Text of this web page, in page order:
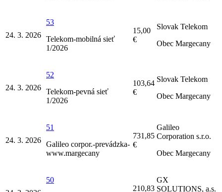
24. 3. 2026
53
Telekom-mobilná sieť
1/2026
15,00
€
Slovak Telekom
Obec Margecany
24. 3. 2026
52
Telekom-pevná sieť
1/2026
103,64
€
Slovak Telekom
Obec Margecany
24. 3. 2026
51
Galileo corpor.-prevádzka-
www.margecany
731,85
€
Galileo
Corporation s.r.o.
Obec Margecany
50
210,83
GX
SOLUTIONS, a.s.